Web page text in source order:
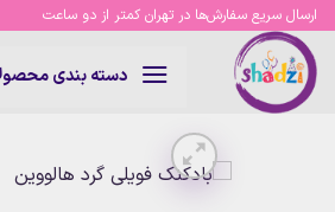
Skip
content
ارسال سریع سفارش‌ها در تهران کمتر از دو ساعت
دسته بندی